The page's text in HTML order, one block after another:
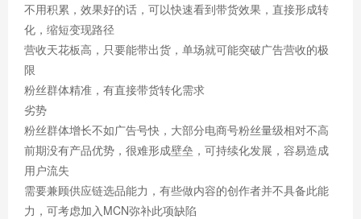
不用积累，效果好的话，可以快速看到带货效果，直接形成转
化，缩短变现路径
营收天花板高，只要能带出货，单场就可能突破广告营收的极
限
粉丝群体精准，有直接带货转化需求
劣势
粉丝群体增长不如广告号快，大部分电商号粉丝量级相对不高
前期没有产品优势，很难形成壁垒，可持续化发展，容易造成
用户流失
需要兼顾供应链选品能力，有些做内容的创作者并不具备此能
力，可考虑加入MCN弥补此项缺陷